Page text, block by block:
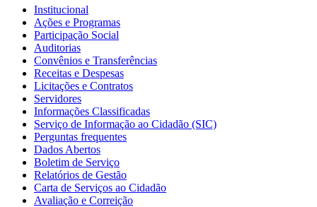
Institucional
Ações e Programas
Participação Social
Auditorias
Convênios e Transferências
Receitas e Despesas
Licitações e Contratos
Servidores
Informações Classificadas
Serviço de Informação ao Cidadão (SIC)
Perguntas frequentes
Dados Abertos
Boletim de Serviço
Relatórios de Gestão
Carta de Serviços ao Cidadão
Avaliação e Correição